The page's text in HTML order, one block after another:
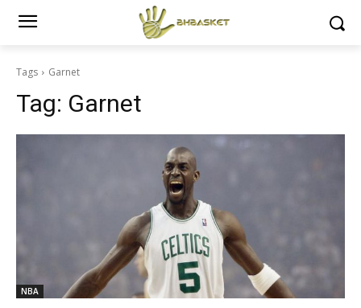
Tags Garnet
Tag: Garnet
NBA